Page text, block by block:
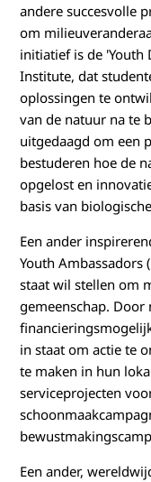
andere succesvolle
om
initiatief is de 'Youth
Institute, dat
oplossingen te
van de natuur na te
uitgedaagd om een
bestuderen hoe de
opgelost en
basis van
Een ander
Youth Ambassadors
staat wil stellen om
gemeenschap.
in staat om actie te
te maken in hun
serviceprojecten
Een ander,